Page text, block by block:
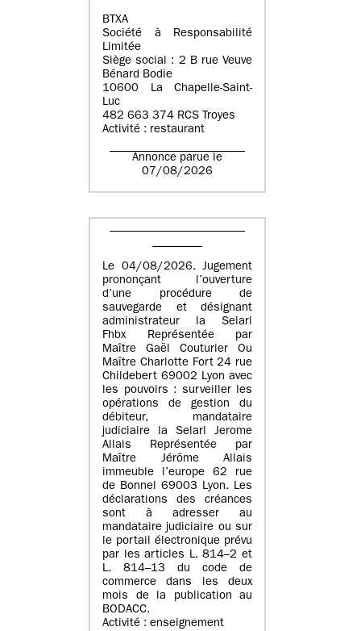
BTXA
Société à Responsabilité
Limitée
Siège social : 2 B rue Veuve
Bénard Bodie
10600 La Chapelle-Saint-
Luc
482 663 374 RCS Troyes
Activité : restaurant
Annonce parue le
07/08/2026
Le 04/08/2026. Jugement
prononçant l’ouverture
d’une procédure de
sauvegarde et désignant
administrateur la Selarl
Fhbx Représentée par
Maître Gaël Couturier Ou
Maître Charlotte Fort 24 rue
Childebert 69002 Lyon avec
les pouvoirs : surveiller les
opérations de gestion du
débiteur, mandataire
judiciaire la Selarl Jerome
Allais Représentée par
Maître Jérôme Allais
immeuble l’europe 62 rue
de Bonnel 69003 Lyon. Les
déclarations des créances
sont à adresser au
mandataire judiciaire ou sur
le portail électronique prévu
par les articles L. 814–2 et
L. 814–13 du code de
commerce dans les deux
mois de la publication au
BODACC.
Activité : enseignement